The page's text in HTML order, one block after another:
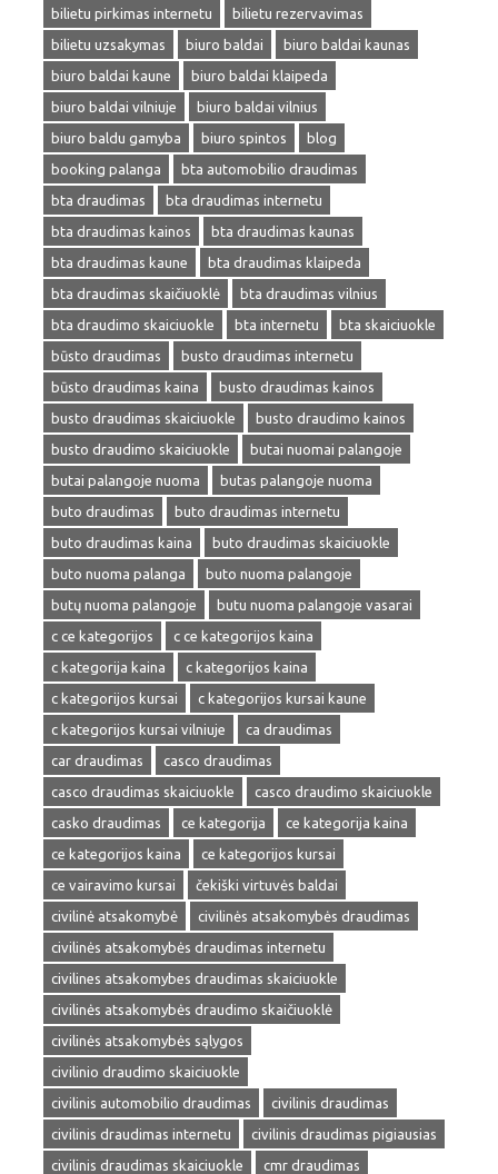
bilietu pirkimas internetu
bilietu rezervavimas
bilietu uzsakymas
biuro baldai
biuro baldai kaunas
biuro baldai kaune
biuro baldai klaipeda
biuro baldai vilniuje
biuro baldai vilnius
biuro baldu gamyba
biuro spintos
blog
booking palanga
bta automobilio draudimas
bta draudimas
bta draudimas internetu
bta draudimas kainos
bta draudimas kaunas
bta draudimas kaune
bta draudimas klaipeda
bta draudimas skaičiuoklė
bta draudimas vilnius
bta draudimo skaiciuokle
bta internetu
bta skaiciuokle
būsto draudimas
busto draudimas internetu
būsto draudimas kaina
busto draudimas kainos
busto draudimas skaiciuokle
busto draudimo kainos
busto draudimo skaiciuokle
butai nuomai palangoje
butai palangoje nuoma
butas palangoje nuoma
buto draudimas
buto draudimas internetu
buto draudimas kaina
buto draudimas skaiciuokle
buto nuoma palanga
buto nuoma palangoje
butų nuoma palangoje
butu nuoma palangoje vasarai
c ce kategorijos
c ce kategorijos kaina
c kategorija kaina
c kategorijos kaina
c kategorijos kursai
c kategorijos kursai kaune
c kategorijos kursai vilniuje
ca draudimas
car draudimas
casco draudimas
casco draudimas skaiciuokle
casco draudimo skaiciuokle
casko draudimas
ce kategorija
ce kategorija kaina
ce kategorijos kaina
ce kategorijos kursai
ce vairavimo kursai
čekiški virtuvės baldai
civilinė atsakomybė
civilinės atsakomybės draudimas
civilinės atsakomybės draudimas internetu
civilines atsakomybes draudimas skaiciuokle
civilinės atsakomybės draudimo skaičiuoklė
civilinės atsakomybės sąlygos
civilinio draudimo skaiciuokle
civilinis automobilio draudimas
civilinis draudimas
civilinis draudimas internetu
civilinis draudimas pigiausias
civilinis draudimas skaiciuokle
cmr draudimas